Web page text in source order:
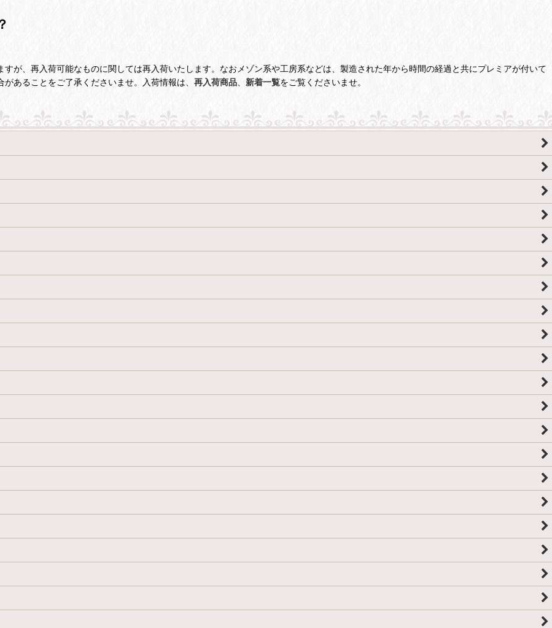
が、再入荷可能なものに関しては再入荷いたします。なおメゾン系や工房系などは、製造された年から時間の経過と共にプレミアが付いて
あることをご了承くださいませ。入荷情報は、 再入荷商品 新着一覧をご覧くださいませ。